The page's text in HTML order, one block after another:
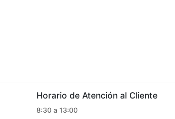
Horario de Atención al Cliente
8:30 a 13:00